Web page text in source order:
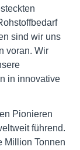
sind wir uns
voran. Wir
in innovative
Pionieren
führend.
Million Tonnen